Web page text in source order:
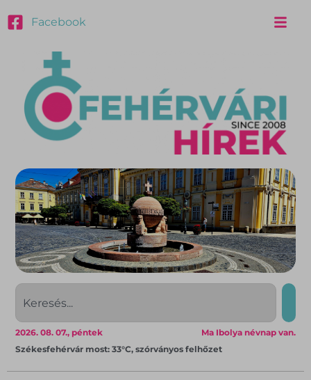
Facebook
Ma Ibolya névnap van.
2026. 08. 07., péntek
Székesfehérvár most: 33°C, szórványos felhőzet